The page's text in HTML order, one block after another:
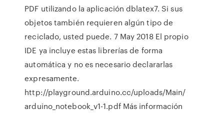
PDF utilizando la aplicación dblatex7. Si sus
objetos también requieren algún tipo de
reciclado, usted puede. 7 May 2018 El propio
IDE ya incluye estas librerías de forma
automática y no es necesario declararlas
expresamente.
http://playground.arduino.cc/uploads/Main/
arduino_notebook_v1-1.pdf Más información